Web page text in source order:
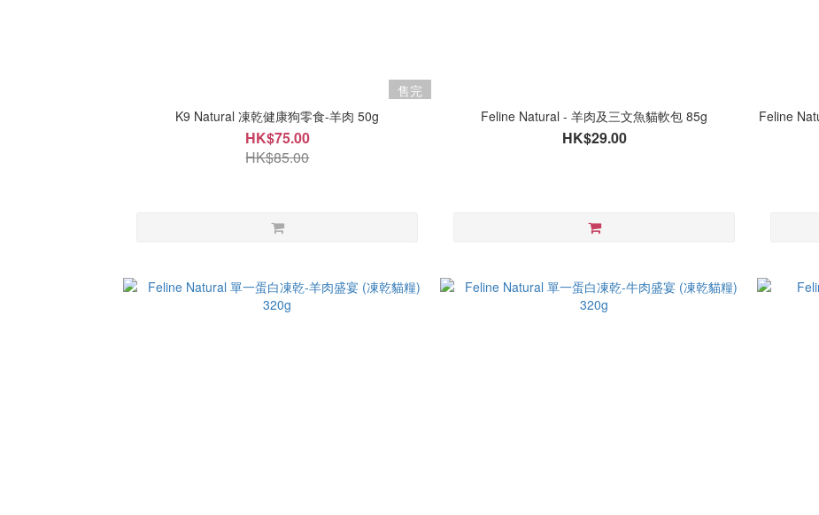
售完
K9 Natural 凍乾健康狗零食-羊肉 50g
HK$75.00
HK$85.00
Feline Natural - 羊肉及三文魚貓軟包 85g
HK$29.00
Feline